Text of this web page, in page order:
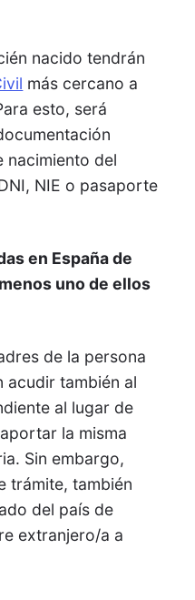
nacido tendrán
más cercano a
esto, será
nacimiento del
NIE o pasaporte
en España de
uno de ellos
de la persona
acudir también al
al lugar de
la misma
Sin embargo,
trámite, también
del país de
extranjero/a a